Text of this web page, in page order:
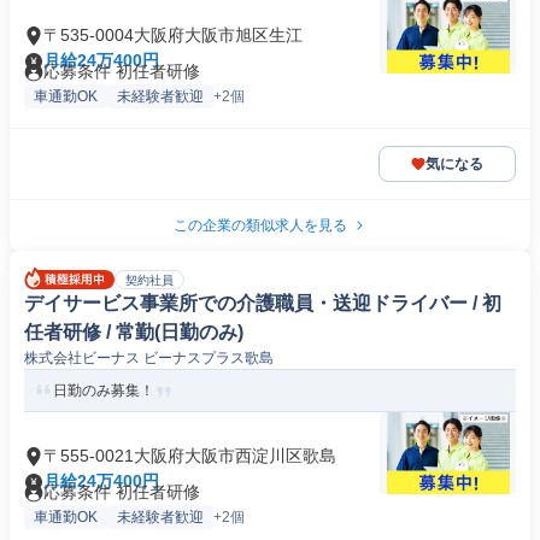
〒535-0004大阪府大阪市旭区生江
月給24万400円
応募条件 初任者研修
車通勤OK 未経験者歓迎 +2個
気になる
この企業の類似求人を見る
契約社員
デイサービス事業所での介護職員・送迎ドライバー / 初
任者研修 / 常勤(日勤のみ)
株式会社ビーナス ビーナスプラス歌島
日勤のみ募集！
〒555-0021大阪府大阪市西淀川区歌島
月給24万400円
応募条件 初任者研修
車通勤OK 未経験者歓迎 +2個